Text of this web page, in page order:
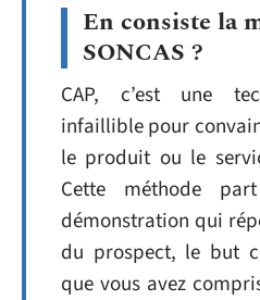
En consiste la
SONCAS ?
CAP, c’est une
infaillible pour
le produit ou le
Cette méthode
démonstration qui
du prospect, le but
que vous avez